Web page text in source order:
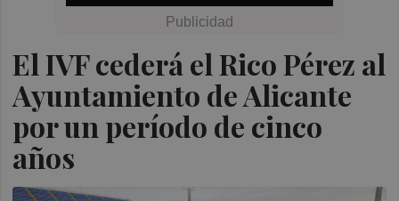
El IVF cederá el Rico Pérez al
Ayuntamiento de Alicante
por un período de cinco
años